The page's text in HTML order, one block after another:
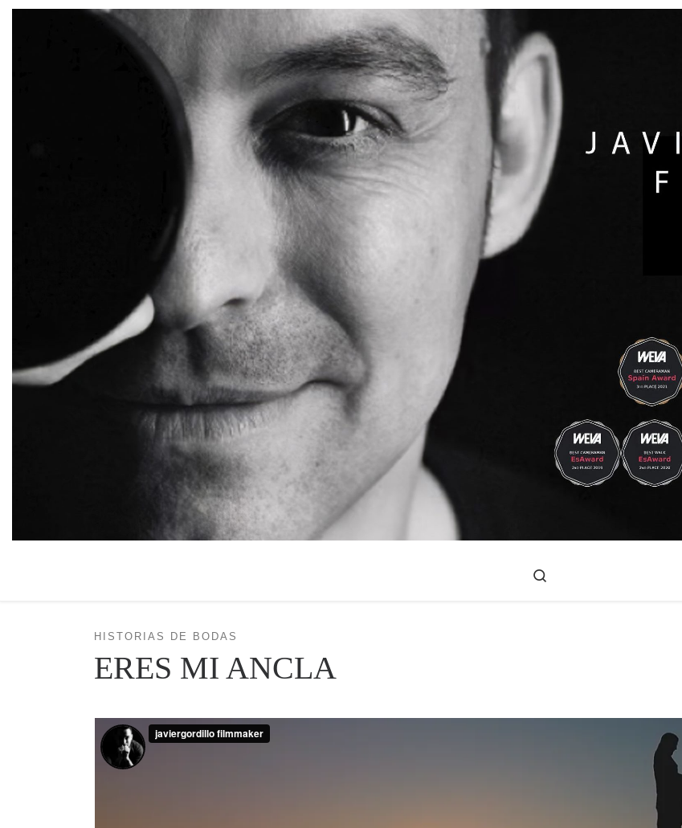
Saltar al contenido
HISTORIAS DE BODAS
ERES MI ANCLA